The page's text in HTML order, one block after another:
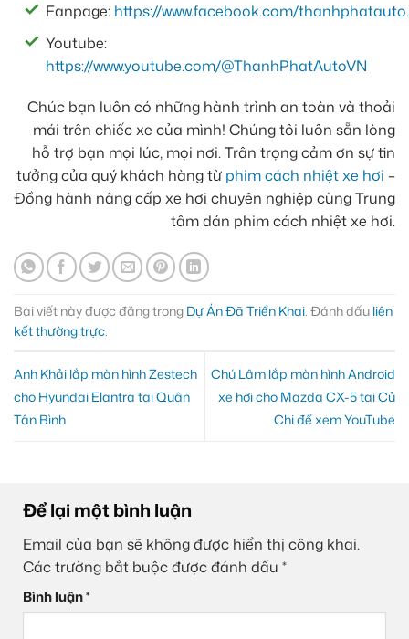
Fanpage: https://www.facebook.com/
Youtube:
https://www.youtube.com/@ThanhPhatAutoVN
Chúc bạn luôn có những hành trình an toàn và thoải
mái trên chiếc xe của mình! Chúng tôi luôn sẵn lòng
hỗ trợ bạn mọi lúc, mọi nơi. Trân trọng cảm ơn sự tin
tưởng của quý khách hàng từ phim cách nhiệt xe hơi –
Đồng hành nâng cấp xe hơi chuyên nghiệp cùng Trung
tâm dán phim cách nhiệt xe hơi.
Bài viết này được đăng trong Dự Án Đã Triển Khai. Đánh dấu liên
kết thường trực.
Anh Khải lắp màn hình Zestech
cho Hyundai Elantra tại Quận
Tân Bình
Chú Lâm lắp màn hình Android
xe hơi cho Mazda CX-5 tại Củ
Chi để xem YouTube
Để lại một bình luận
Email của bạn sẽ không được hiển thị công khai.
Các trường bắt buộc được đánh dấu *
Bình luận*